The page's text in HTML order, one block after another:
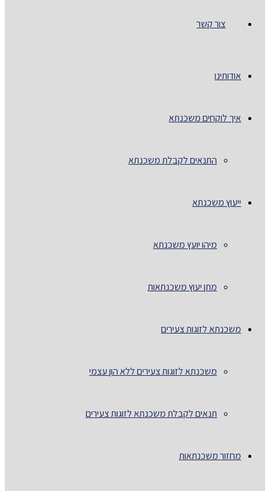
צור קשר
אודותינו
איך לוקחים משכנתא
התנאים לקבלת משכנתא
ייעוץ משכנתא
מיהו יועץ משכנתא
מתן יעוץ משכנתאות
משכנתא לזוגות צעירים
משכנתא לזוגות צעירים ללא הון עצמי
תנאים לקבלת משכנתא לזוגות צעירים
מחזור משכנתאות